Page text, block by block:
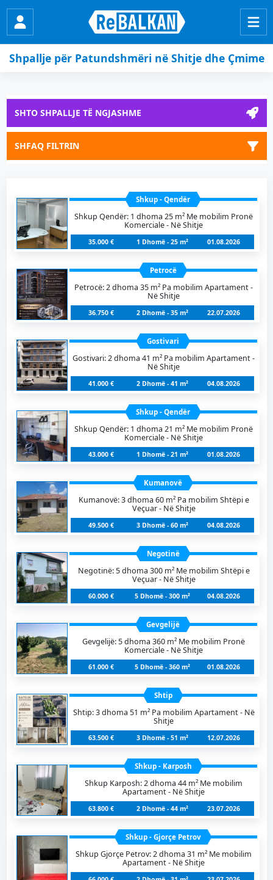
Shpallje për Patundshmëri në Shitje dhe Çmime
SHTO SHPALLJE TË NGJASHME
SHFAQ FILTRIN
Shkup - Qendër
Shkup Qendër: 1 dhoma 25 m² Me mobilim Pronë
Komerciale - Në Shitje
35.000 € 1 Dhomë - 25 m² 01.08.2026
Petrocë
Petrocë: 2 dhoma 35 m² Pa mobilim Apartament -
Në Shitje
36.750 € 2 Dhomë - 35 m² 22.07.2026
Gostivari
Gostivari: 2 dhoma 41 m² Pa mobilim Apartament -
Në Shitje
41.000 € 2 Dhomë - 41 m² 04.08.2026
Shkup - Qendër
Shkup Qendër: 1 dhoma 21 m² Me mobilim Pronë
Komerciale - Në Shitje
43.000 € 1 Dhomë - 21 m² 01.08.2026
Kumanovë
Kumanovë: 3 dhoma 60 m² Pa mobilim Shtëpi e
Veçuar - Në Shitje
49.500 € 3 Dhomë - 60 m² 04.08.2026
Negotinë
Negotinë: 5 dhoma 300 m² Me mobilim Shtëpi e
Veçuar - Në Shitje
60.000 € 5 Dhomë - 300 m² 04.08.2026
Gevgelijë
Gevgelijë: 5 dhoma 360 m² Me mobilim Pronë
Komerciale - Në Shitje
61.000 € 5 Dhomë - 360 m² 01.08.2026
Shtip
Shtip: 3 dhoma 51 m² Pa mobilim Apartament - Në
Shitje
63.500 € 3 Dhomë - 51 m² 12.07.2026
Shkup - Karposh
Shkup Karposh: 2 dhoma 44 m² Me mobilim
Apartament - Në Shitje
63.800 € 2 Dhomë - 44 m² 23.07.2026
Shkup - Gjorçe Petrov
Shkup Gjorçe Petrov: 2 dhoma 31 m² Me mobilim
Apartament - Në Shitje